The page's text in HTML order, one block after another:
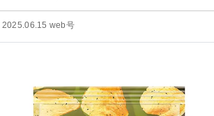
2025.06.15 web号